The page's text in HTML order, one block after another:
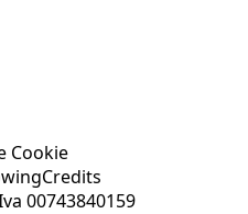
Cookie
Credits
00743840159